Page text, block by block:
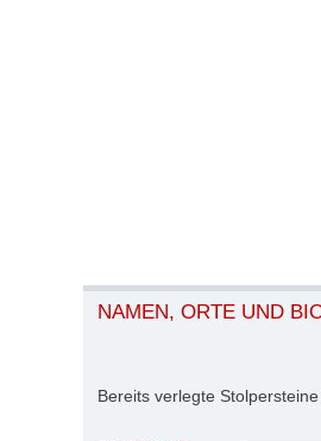
NAMEN, ORTE UND
Bereits verlegte Stolpersteine